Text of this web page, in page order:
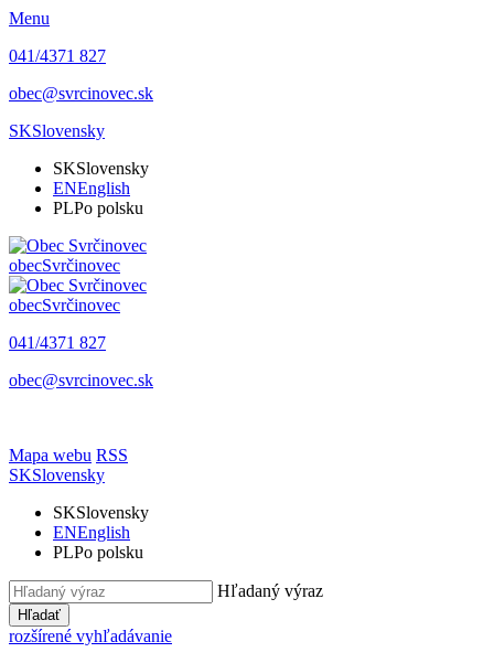
Menu
041/4371 827
obec@svrcinovec.sk
SKSlovensky
SKSlovensky
ENEnglish
PLPo polsku
obecSvrčinovec
obecSvrčinovec
041/4371 827
obec@svrcinovec.sk
Mapa webu RSS
SKSlovensky
SKSlovensky
ENEnglish
PLPo polsku
Hľadaný výraz
Hľadať
rozšírené vyhľadávanie